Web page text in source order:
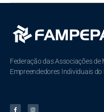
Federação das Associações de
Empreendedores Individuais